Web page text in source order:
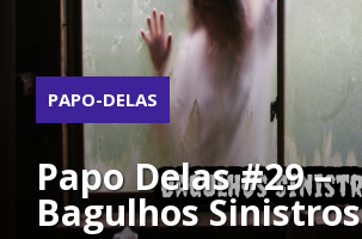
PAPO-DELAS
Papo Delas #29 –
Bagulhos Sinistros